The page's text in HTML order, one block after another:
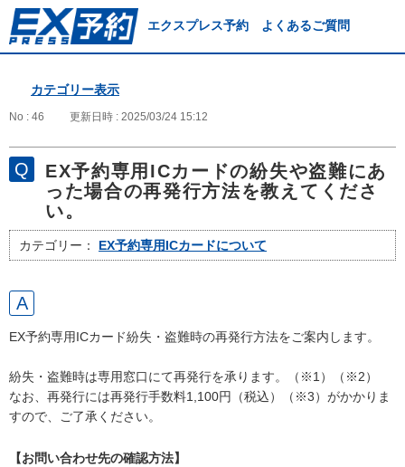
エクスプレス予約 よくあるご質問
カテゴリー表示
No : 46 更新日時 : 2025/03/24 15:12
EX予約専用ICカードの紛失や盗難にあ
った場合の再発行方法を教えてくださ
い。
カテゴリー： EX予約専用ICカードについて
EX予約専用ICカード紛失・盗難時の再発行方法をご案内します。
紛失・盗難時は専用窓口にて再発行を承ります。（※1）（※2）
なお、再発行には再発行手数料1,100円（税込）（※3）がかかりま
すので、ご了承ください。
【お問い合わせ先の確認方法】